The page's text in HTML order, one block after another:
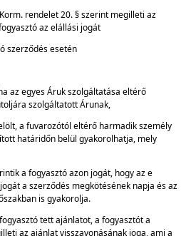
rendelet 20. § szerint megilleti az
az elállási jogát
szerződés esetén
az egyes Áruk szolgáltatása eltérő
szolgáltatott Árunak,
a fuvarozótól eltérő harmadik személy
határidőn belül gyakorolhatja, mely
a fogyasztó azon jogát, hogy az e
a szerződés megkötésének napja és az
is gyakorolja.
tett ajánlatot, a fogyasztót a
az ajánlat visszavonásának joga, ami a